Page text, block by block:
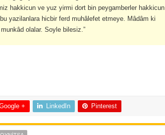
hakkicun ve yuz yirmi dort bin peygamberler hakkicun
yazilanlara hicbir ferd muhâlefet etmeye. Mâdâm ki
olalar. Soyle bilesiz.”
+ LinkedIn Pinterest